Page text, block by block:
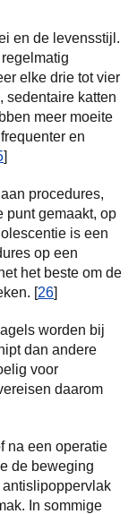
en de levensstijl.
elke drie tot vier
sedentaire katten
meer moeite
en
]
procedures,
punt gemaakt, op
is een
op een
het beste om de
[26]
worden bij
dan andere
voor
daarom
na een operatie
de beweging
In sommige